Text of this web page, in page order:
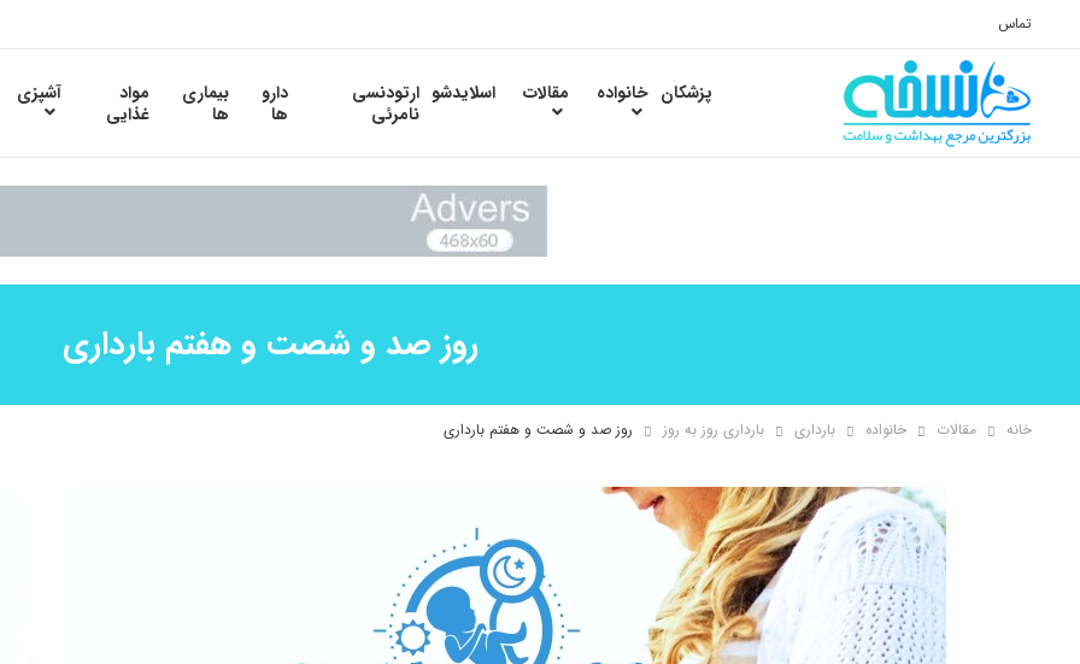
تماس
پزشکان خانواده مقالات اسلایدشو ارتودنسی
نامرئی
دارو
ها
بیماری
ها
مواد
غذایی
آشپزی
روز صد و شصت و هفتم بارداری
خانه مقالات خانواده بارداری بارداری روز به روز روز صد و شصت و هفتم بارداری